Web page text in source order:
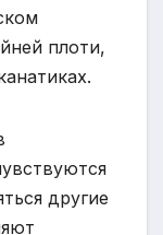
плоти,
другие